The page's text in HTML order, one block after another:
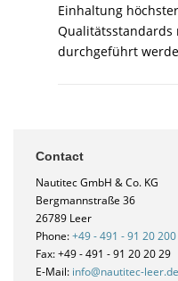
Einhaltung
Qualitätsstandards
durchgeführt
Contact
Nautitec GmbH & Co. KG
Bergmannstraße 36
26789 Leer
Phone:+49 - 491 - 91 20 200
Fax: +49 - 491 - 91 20 20 29
E-Mail: info@nautitec-leer.de